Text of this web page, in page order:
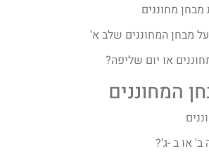
מחוננים
מבחן המחוננים שלב א'
או יום שליפה?
המחוננים
או ב -ג'?